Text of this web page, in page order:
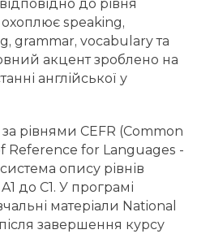
до рівня
охоплює speaking,
grammar, vocabulary та
акцент зроблено на
англійської у
рівнями CEFR (Common
Reference for Languages -
опису рівнів
до C1. У програмі
матеріали National
завершення курсу